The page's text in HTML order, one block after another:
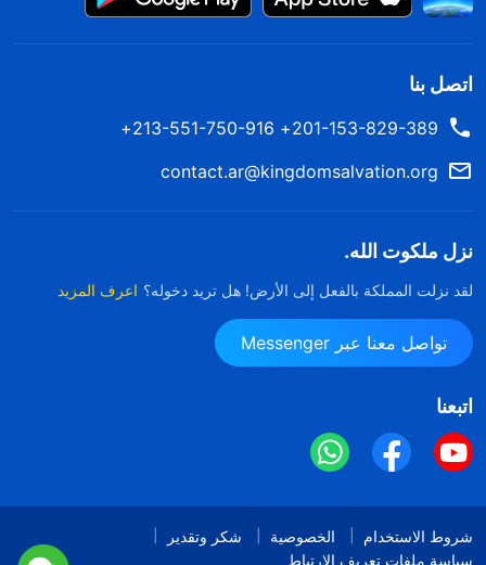
اتصل بنا
201-153-829-389+ 213-551-750-916+
contact.ar@kingdomsalvation.org
نزل ملكوت الله.
لقد نزلت المملكة بالفعل إلى الأرض! هل تريد دخوله؟ اعرف المزيد
تواصل معنا عبر Messenger
اتبعنا
شروط الاستخدام الخصوصية
شكر وتقدير
سياسة ملفات تعريف الارتباط